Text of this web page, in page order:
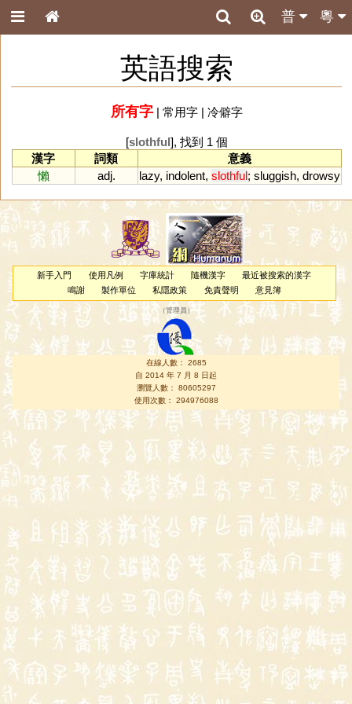
粵
普
英語搜索
所有字| 常用字| 冷僻字
[slothful], 找到 1 個
漢字
詞類
意義
懶
adj. lazy, indolent, slothful; sluggish, drowsy
新手入門 使用凡例 字庫統計 隨機漢字
最近被搜索的漢字
鳴謝
製作單位 私隱政策 免責聲明 意見簿
（管理員 ）
在線人數： 2685
自 2014 年 7 月 8 日起
瀏覽人數： 80605297
使用次數： 294976088